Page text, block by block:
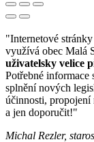
"Internetové
využívá obec Malá
uživatelsky velice
Potřebné informace
splnění nových
účinnosti,
a jen doporučit!"
Michal Rezler,